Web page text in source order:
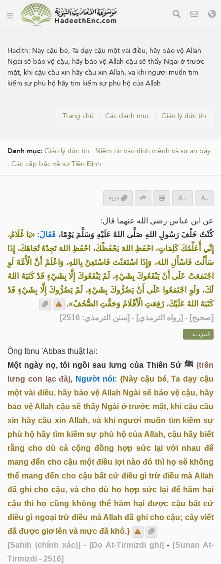
Hadith: Này cậu bé, Ta dạy cậu một vài điều, hãy bảo vệ Allah
Ngài sẽ bảo vệ cậu, hãy bảo vệ Allah cậu sẽ thấy Ngài ở trước
mặt, khi cậu cầu xin hãy cầu xin Allah, và khi ngươi muốn tìm
kiếm sự phù hộ hãy tìm kiếm sự phù hộ của Allah
Trang chủ Các danh mục Giáo lý đức tin
Danh mục: Giáo lý đức tin . Niềm tin vào định mệnh và sự an bày
. Các cấp bậc về sự Tiền Định .
PDF + -
عن ابن عباس رضي الله عنهما قال:
كُنْتُ خَلْفَ رَسُولِ اللهِ صَلَّى اللهُ عَلَيْهِ وَسَلَّمَ يَوْمًا، فَقَالَ: «يَا غُلَامُ،
إِنِّي أُعَلِّمُكَ كَلِمَاتٍ، احْفَظِ اللهَ يَحْفَظْكَ، احْفَظِ اللهَ تَجِدْهُ تُجَاهَكَ، إِذَا
سَأَلْتَ فَاسْأَلِ اللهَ، وَإِذَا اسْتَعَنْتَ فَاسْتَعِنْ بِاللهِ، وَاعْلَمْ أَنَّ الْأُمَّةَ لَوِ
اجْتَمَعَتْ عَلَى أَنْ يَنْفَعُوكَ بِشَيْءٍ، لَمْ يَنْفَعُوكَ إِلَّا بِشَيْءٍ قَدْ كَتَبَهُ اللهُ
لَكَ، وَلَوِ اجْتَمَعُوا عَلَى أَنْ يَضُرُّوكَ بِشَيْءٍ، لَمْ يَضُرُّوكَ إِلَّا بِشَيْءٍ قَدْ
كَتَبَهُ اللهُ عَلَيْكَ، رُفِعَتِ الْأَقْلَامُ وَجَفَّتِ الصُّحُفُ».
[صحيح] - [رواه الترمذي] - [سنن الترمذي: 2516]
المزيــد ...
Ông Ibnu 'Abbas thuật lại:
Một ngày nọ, tôi ngồi sau lưng của Thiên Sứ ﷺ(trên
lưng con lạc đà), Người nói: {Này cậu bé, Ta dạy cậu
một vài điều, hãy bảo vệ Allah Ngài sẽ bảo vệ cậu, hãy
bảo vệ Allah cậu sẽ thấy Ngài ở trước mặt, khi cậu cầu
xin hãy cầu xin Allah, và khi ngươi muốn tìm kiếm sự
phù hộ hãy tìm kiếm sự phù hộ của Allah, cậu hãy biết
rằng cho dù cả cộng đồng hợp sức lại với nhau để
mang đến cho cậu một điều lợi nào đó thì họ sẽ không
thể mang đến cho cậu bất cứ điều gì trừ điều mà Allah
đã ghi cho cậu, và cho dù họ hợp sức lại để hãm hại
cậu thì họ cũng không thể hãm hại được cậu bất cứ
điều gì ngoại trừ điều mà Allah đã ghi cho cậu; cây viết
đã được giơ lên và mực đã khô.}
[Sahih (chính xác)] - [Do At-Tirmizdi ghi] - [Sunan At-
Tirmizdi - 2516]